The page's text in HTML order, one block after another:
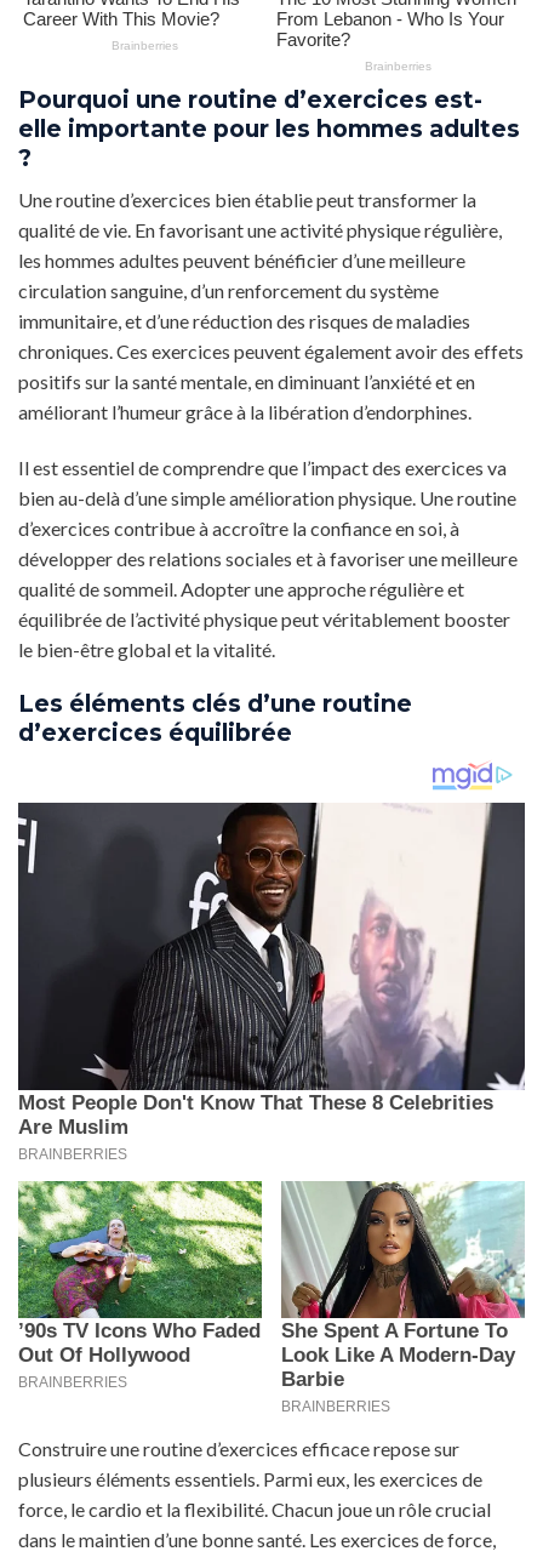
Pourquoi une routine d’exercices est-
elle importante pour les hommes adultes
?
Une routine d’exercices bien établie peut transformer la
qualité de vie. En favorisant une activité physique régulière,
les hommes adultes peuvent bénéficier d’une meilleure
circulation sanguine, d’un renforcement du système
immunitaire, et d’une réduction des risques de maladies
chroniques. Ces exercices peuvent également avoir des effets
positifs sur la santé mentale, en diminuant l’anxiété et en
améliorant l’humeur grâce à la libération d’endorphines.
Il est essentiel de comprendre que l’impact des exercices va
bien au-delà d’une simple amélioration physique. Une routine
d’exercices contribue à accroître la confiance en soi, à
développer des relations sociales et à favoriser une meilleure
qualité de sommeil. Adopter une approche régulière et
équilibrée de l’activité physique peut véritablement booster
le bien-être global et la vitalité.
Les éléments clés d’une routine
d’exercices équilibrée
Construire une routine d’exercices efficace repose sur
plusieurs éléments essentiels. Parmi eux, les exercices de
force, le cardio et la flexibilité. Chacun joue un rôle crucial
dans le maintien d’une bonne santé. Les exercices de force,